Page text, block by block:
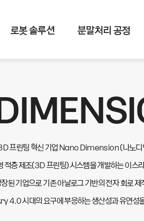
로봇 솔루션 분말처리 공정
프린팅 혁신 기업 Nano Dimension (나노디
적층 제조(3D 프린팅) 시스템을 개발하는 이스
기업으로 기존 아날로그 기반의 전자 회로 제
4.0 시대의 요구에 부응하는 생산성과 유연성